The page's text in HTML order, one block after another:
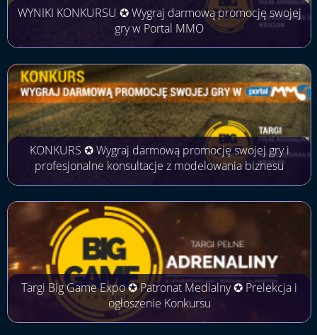
WYNIKI KONKURSU ✪ Wygraj darmową promocję swojej
gry w Portal MMO
KONKURS ✪ Wygraj darmową promocję swojej gry i
profesjonalne konsultacje z modelowania biznesu
Targi Big Game Expo ✪ Patronat Medialny ✪ Prelekcja i
ogłoszenie Konkursu